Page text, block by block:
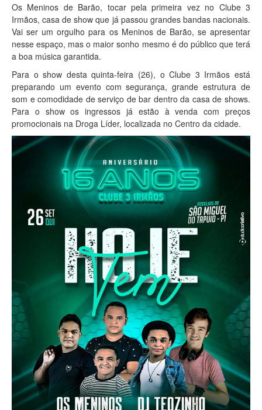
Os Meninos de Barão, tocar pela primeira vez no Clube 3
Irmãos, casa de show que já passou grandes bandas nacionais.
Vai ser um orgulho para os Meninos de Barão, se apresentar
nesse espaço, mas o maior sonho mesmo é do público que terá
a boa música garantida.
Para o show desta quinta-feira (26), o Clube 3 Irmãos está
preparando um evento com segurança, grande estrutura de
som e comodidade de serviço de bar dentro da casa de shows.
Para o show os ingressos já estão à venda com preços
promocionais na Droga Líder, localizada no Centro da cidade.